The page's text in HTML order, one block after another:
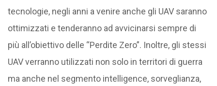
tecnologie, negli anni a venire anche gli UAV saranno
ottimizzati e tenderanno ad avvicinarsi sempre di
più all’obiettivo delle “Perdite Zero”. Inoltre, gli stessi
UAV verranno utilizzati non solo in territori di guerra
ma anche nel segmento intelligence, sorveglianza,